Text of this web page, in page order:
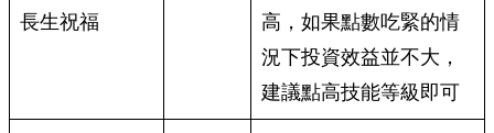
長生祝福
高，如果點數吃緊的情
況下投資效益並不大，
建議點高技能等級即可